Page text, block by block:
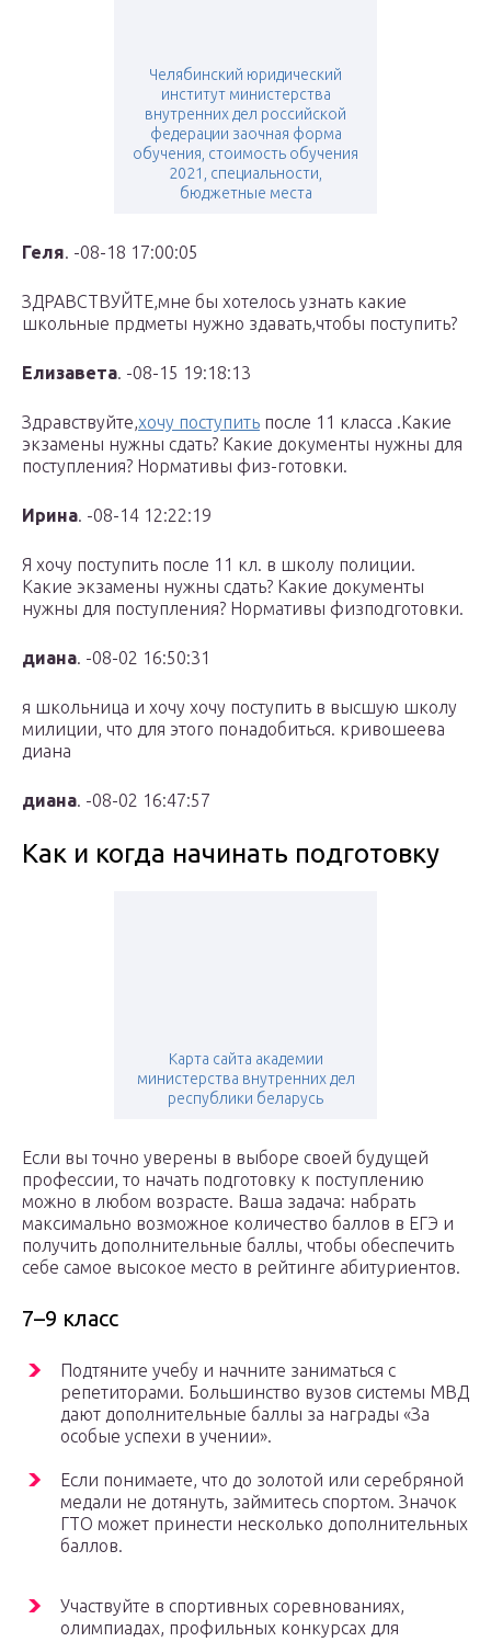
Челябинский юридический
институт министерства
внутренних дел российской
федерации заочная форма
обучения, стоимость обучения
2021, специальности,
бюджетные места
Геля. -08-18 17:00:05
ЗДРАВСТВУЙТЕ,мне бы хотелось узнать какие
школьные прдметы нужно здавать,чтобы поступить?
Елизавета. -08-15 19:18:13
Здравствуйте,хочу поступить после 11 класса .Какие
экзамены нужны сдать? Какие документы нужны для
поступления? Нормативы физ-готовки.
Ирина. -08-14 12:22:19
Я хочу поступить после 11 кл. в школу полиции.
Какие экзамены нужны сдать? Какие документы
нужны для поступления? Нормативы физподготовки.
диана. -08-02 16:50:31
я школьница и хочу хочу поступить в высшую школу
милиции, что для этого понадобиться. кривошеева
диана
диана. -08-02 16:47:57
Как и когда начинать подготовку
Карта сайта академии
министерства внутренних дел
республики беларусь
Если вы точно уверены в выборе своей будущей
профессии, то начать подготовку к поступлению
можно в любом возрасте. Ваша задача: набрать
максимально возможное количество баллов в ЕГЭ и
получить дополнительные баллы, чтобы обеспечить
себе самое высокое место в рейтинге абитуриентов.
7–9 класс
Подтяните учебу и начните заниматься с
репетиторами. Большинство вузов системы МВД
дают дополнительные баллы за награды «За
особые успехи в учении».
Если понимаете, что до золотой или серебряной
медали не дотянуть, займитесь спортом. Значок
ГТО может принести несколько дополнительных
баллов.
Участвуйте в спортивных соревнованиях,
олимпиадах, профильных конкурсах для